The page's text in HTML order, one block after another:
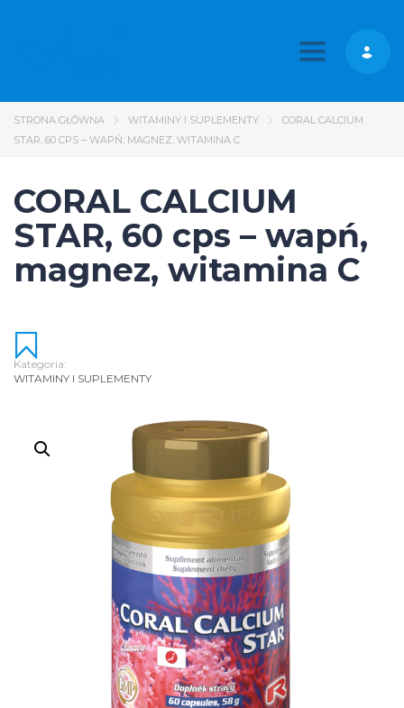
Toggle
STRONA GŁÓWNA WITAMINY I SUPLEMENTY
CORAL CALCIUM
STAR, 60 CPS – WAPŃ, MAGNEZ, WITAMINA C
CORAL CALCIUM
STAR, 60 cps – wapń,
magnez, witamina C
Kategoria:
WITAMINY I SUPLEMENTY